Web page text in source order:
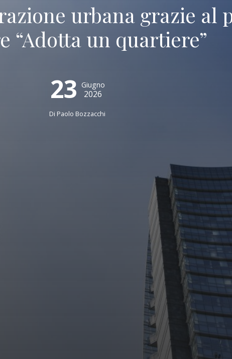
urbana grazie al
“Adotta un quartiere”
23 Giugno
2026
Di Paolo Bozzacchi